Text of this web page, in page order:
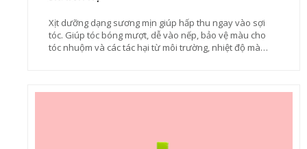
Xịt dưỡng dạng sương mịn giúp hấp thu ngay vào sợi
tóc. Giúp tóc bóng mượt, dễ vào nếp, bảo vệ màu cho
tóc nhuộm và các tác hại từ môi trường, nhiệt độ mà